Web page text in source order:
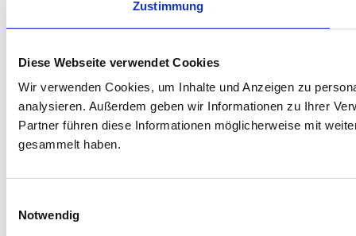
Zustimmung
Diese Webseite verwendet Cookies
Wir verwenden Cookies, um Inhalte und Anzeigen zu
analysieren. Außerdem geben wir Informationen zu Ihrer
Partner führen diese Informationen möglicherweise mit
gesammelt haben.
Notwendig